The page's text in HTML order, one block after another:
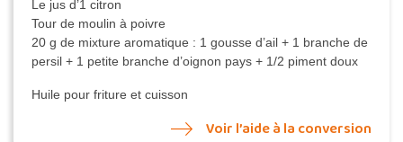
Le jus d’1 citron
Tour de moulin à poivre
20 g de mixture aromatique : 1 gousse d’ail + 1 branche de
persil + 1 petite branche d’oignon pays + 1/2 piment doux
Huile pour friture et cuisson
Voir l’aide à la conversion